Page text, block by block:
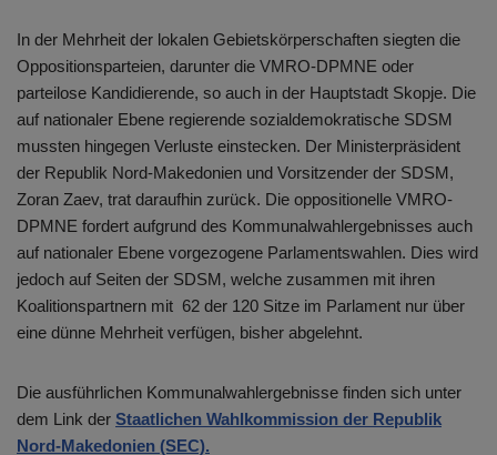
In der Mehrheit der lokalen Gebietskörperschaften siegten die
Oppositionsparteien, darunter die VMRO-DPMNE oder
parteilose Kandidierende, so auch in der Hauptstadt Skopje. Die
auf nationaler Ebene regierende sozialdemokratische SDSM
mussten hingegen Verluste einstecken. Der Ministerpräsident
der Republik Nord-Makedonien und Vorsitzender der SDSM,
Zoran Zaev, trat daraufhin zurück. Die oppositionelle VMRO-
DPMNE fordert aufgrund des Kommunalwahlergebnisses auch
auf nationaler Ebene vorgezogene Parlamentswahlen. Dies wird
jedoch auf Seiten der SDSM, welche zusammen mit ihren
Koalitionspartnern mit 62 der 120 Sitze im Parlament nur über
eine dünne Mehrheit verfügen, bisher abgelehnt.
Die ausführlichen Kommunalwahlergebnisse finden sich unter
dem Link der Staatlichen Wahlkommission der Republik
Nord-Makedonien (SEC).